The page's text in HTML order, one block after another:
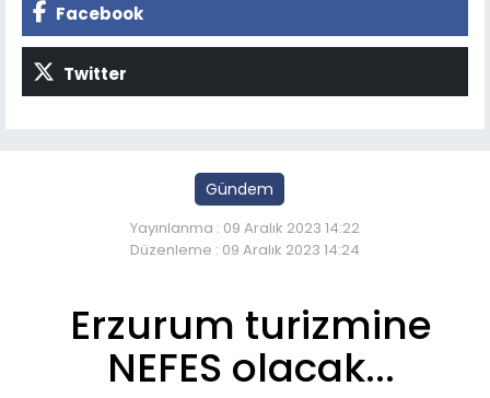
Facebook
Twitter
Gündem
Yayınlanma : 09 Aralık 2023 14:22
Düzenleme : 09 Aralık 2023 14:24
Erzurum turizmine
NEFES olacak...